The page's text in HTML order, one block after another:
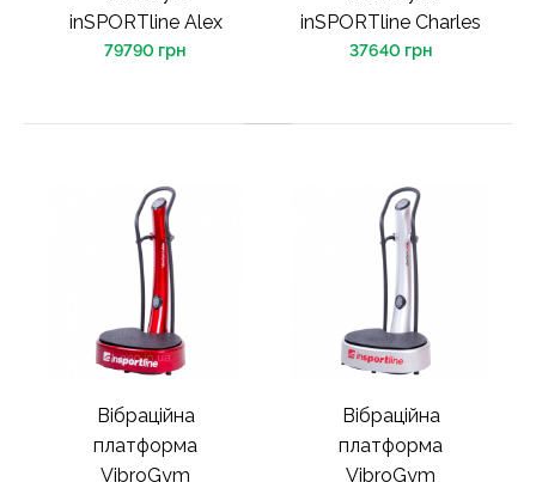
inSPORTline Alex
79790 грн
inSPORTline Charles
37640 грн
Вібраційна
платформа
VibroGym
Вібраційна
платформа
VibroGym